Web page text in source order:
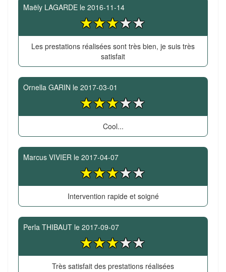
Maëly LAGARDE le 2016-11-14
Les prestations réalisées sont très bien, je suis très
satisfait
Ornella GARIN le 2017-03-01
Cool...
Marcus VIVIER le 2017-04-07
Intervention rapide et soigné
Perla THIBAUT le 2017-09-07
Très satisfait des prestations réalisées